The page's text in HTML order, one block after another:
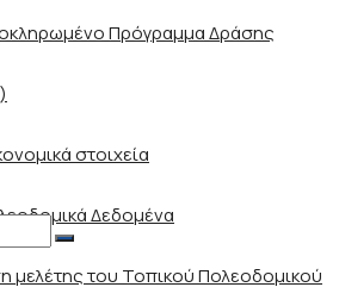
Πρόγραμμα Δράσης
στοιχεία
Δεδομένα
μελέτης του Τοπικού Πολεοδομικού